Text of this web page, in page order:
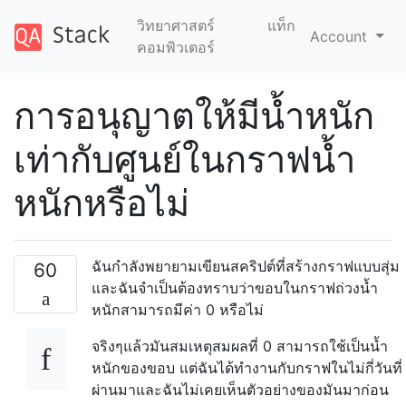
วิทยาศาสตร์
คอมพิวเตอร์
แท็ก
Account
การอนุญาตให้มีน้ำหนัก
เท่ากับศูนย์ในกราฟน้ำ
หนักหรือไม่
60
ฉันกำลังพยายามเขียนสคริปต์ที่สร้างกราฟแบบสุ่ม
และฉันจำเป็นต้องทราบว่าขอบในกราฟถ่วงน้ำ
หนักสามารถมีค่า 0 หรือไม่
จริงๆแล้วมันสมเหตุสมผลที่ 0 สามารถใช้เป็นน้ำ
หนักของขอบ แต่ฉันได้ทำงานกับกราฟในไม่กี่วันที่
ผ่านมาและฉันไม่เคยเห็นตัวอย่างของมันมาก่อน